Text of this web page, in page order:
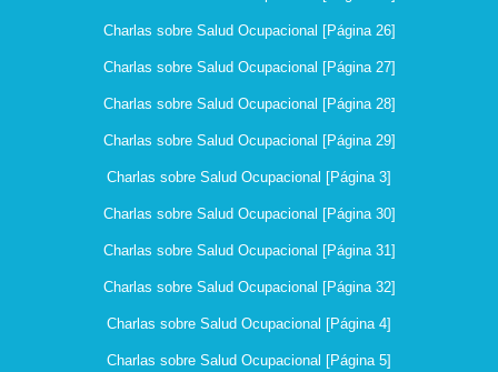
Charlas sobre Salud Ocupacional [Página 26]
Charlas sobre Salud Ocupacional [Página 27]
Charlas sobre Salud Ocupacional [Página 28]
Charlas sobre Salud Ocupacional [Página 29]
Charlas sobre Salud Ocupacional [Página 3]
Charlas sobre Salud Ocupacional [Página 30]
Charlas sobre Salud Ocupacional [Página 31]
Charlas sobre Salud Ocupacional [Página 32]
Charlas sobre Salud Ocupacional [Página 4]
Charlas sobre Salud Ocupacional [Página 5]